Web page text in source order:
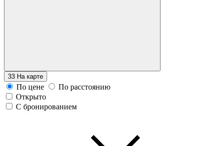
33 На карте
По цене
По расстоянию
Открыто
С бронированием